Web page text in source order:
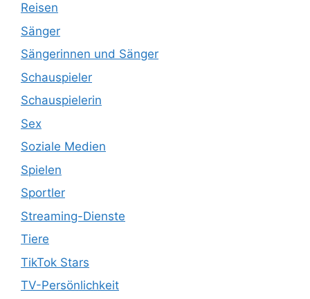
Reisen
Sänger
Sängerinnen und Sänger
Schauspieler
Schauspielerin
Sex
Soziale Medien
Spielen
Sportler
Streaming-Dienste
Tiere
TikTok Stars
TV-Persönlichkeit